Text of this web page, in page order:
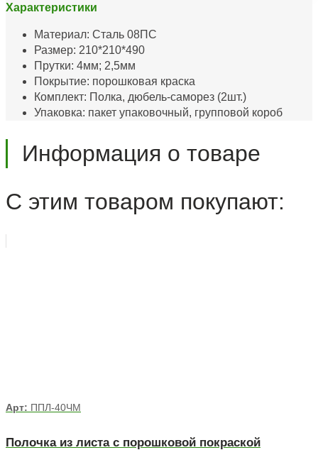
Характеристики
Материал: Сталь 08ПС
Размер: 210*210*490
Прутки: 4мм; 2,5мм
Покрытие: порошковая краска
Комплект: Полка, дюбель-саморез (2шт.)
Упаковка: пакет упаковочный, групповой короб
Информация о товаре
С этим товаром покупают:
Арт: ППЛ-40ЧМ
Полочка из листа с порошковой покраской